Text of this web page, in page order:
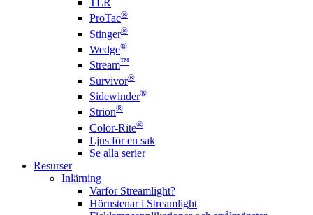
TLR
ProTac®
Stinger®
Wedge®
Stream™
Survivor®
Sidewinder®
Strion®
Color-Rite®
Ljus för en sak
Se alla serier
Resurser
Inlärning
Varför Streamlight?
Hörnstenar i Streamlight